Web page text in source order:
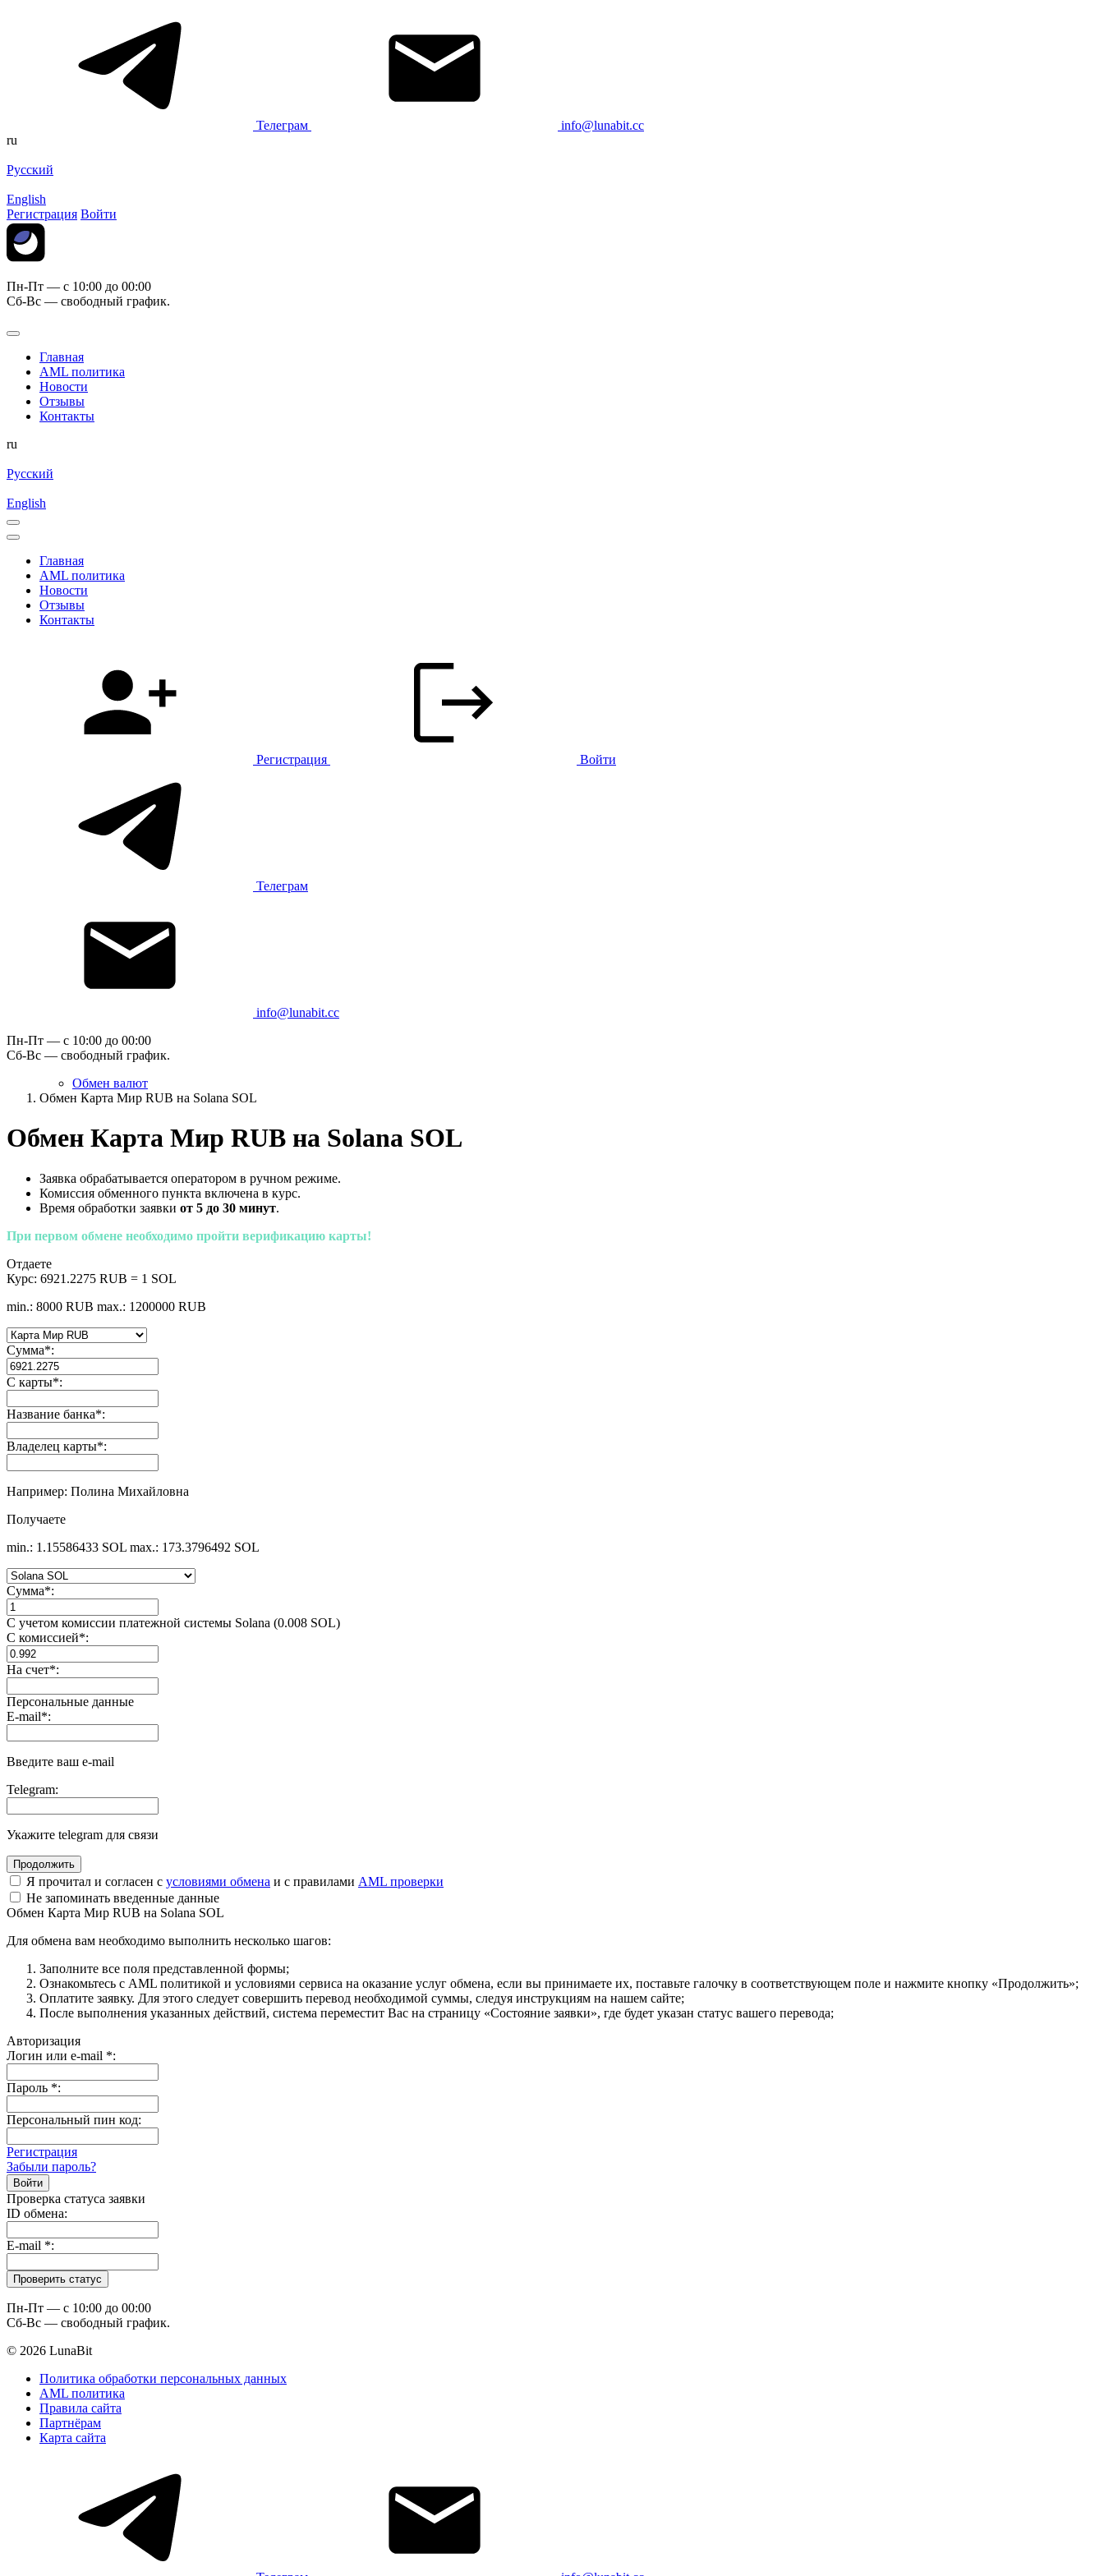
Телеграм
info@lunabit.cc
ru
Русский
English
Регистрация Войти
Пн-Пт — c 10:00 до 00:00
Сб-Вс — свободный график.
Главная
AML политика
Новости
Отзывы
Контакты
ru
Русский
English
Главная
AML политика
Новости
Отзывы
Контакты
Регистрация Войти
Телеграм
info@lunabit.cc
Пн-Пт — c 10:00 до 00:00
Сб-Вс — свободный график.
Обмен валют
Обмен Карта Мир RUB на Solana SOL
Обмен Карта Мир RUB на Solana SOL
Заявка обрабатывается оператором в ручном режиме.
Комиссия обменного пункта включена в курс.
Время обработки заявки от 5 до 30 минут.
При первом обмене необходимо пройти верификацию карты!
Отдаете
Курс: 6921.2275 RUB = 1 SOL
min.: 8000 RUB max.: 1200000 RUB
Сумма*:
С карты*:
Название банка*:
Владелец карты*:
Например: Полина Михайловна
Получаете
min.: 1.15586433 SOL max.: 173.3796492 SOL
Сумма*:
С учетом комиссии платежной системы Solana (0.008 SOL)
С комиссией*:
На счет*:
Персональные данные
E-mail*:
Введите ваш e-mail
Telegram:
Укажите telegram для связи
Я прочитал и согласен с условиями обмена и с правилами AML проверки
Не запоминать введенные данные
Обмен Карта Мир RUB на Solana SOL
Для обмена вам необходимо выполнить несколько шагов:
Заполните все поля представленной формы;
Ознакомьтесь с AML политикой и условиями сервиса на оказание услуг обмена, если вы принимаете их, поставьте галочку в соответствующем поле и нажмите кнопку «Продолжить»;
Оплатите заявку. Для этого следует совершить перевод необходимой суммы, следуя инструкциям на нашем сайте;
После выполнения указанных действий, система переместит Вас на страницу «Состояние заявки», где будет указан статус вашего перевода;
Авторизация
Логин или e-mail *:
Пароль *:
Персональный пин код:
Регистрация
Забыли пароль?
Проверка статуса заявки
ID обмена:
E-mail *:
Пн-Пт — c 10:00 до 00:00
Сб-Вс — свободный график.
© 2026 LunaBit
Политика обработки персональных данных
AML политика
Правила сайта
Партнёрам
Карта сайта